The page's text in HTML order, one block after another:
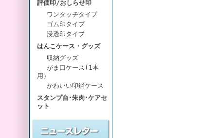
評価印/おしらせ印
ワンタッチタイプ
ゴム印タイプ
浸透印タイプ
はんこケース・グッズ
収納グッズ
がま口ケース(1本
用）
かわいい印鑑ケース
スタンプ台･朱肉･ケアセ
ット